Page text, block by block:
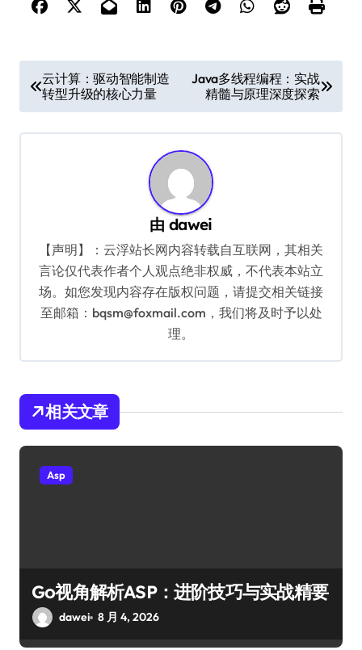
章
导
云计算：驱动智能制造
转型升级的核心力量
Java多线程编程：实战
精髓与原理深度探索
由dawei
【声明】：云浮站长网内容转载自互联网，其相关
言论仅代表作者个人观点绝非权威，不代表本站立
场。如您发现内容存在版权问题，请提交相关链接
至邮箱：bqsm@foxmail.com，我们将及时予以处
理。
相关文章
Asp
Go视角解析ASP：进阶技巧与实战精要
dawei 8 月 4, 2026